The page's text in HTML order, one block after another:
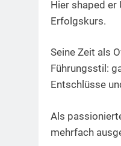
Hier shaped
Erfolgskurs.
Seine Zeit als
Führungsstil:
Entschlüsse
Als
mehrfach